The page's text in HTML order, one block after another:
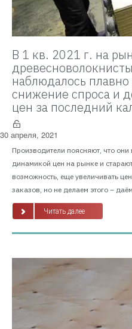
В 1 кв. 2021 г. на
наблюдалось
снижение спроса и
цен за последний
30 апреля, 2021
Производители поясняют, что они
динамикой цен на рынке и
возможность, еще увеличивать
заказов, но не делаем этого –
Читать далее